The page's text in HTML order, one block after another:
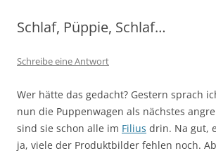
Schlaf, Püppie, Schlaf…
Schreibe eine Antwort
Wer hätte das gedacht? Gestern sprach
nun die Puppenwagen als nächstes
sind sie schon alle im Filius drin. Na gut,
ja, viele der Produktbilder fehlen noch.